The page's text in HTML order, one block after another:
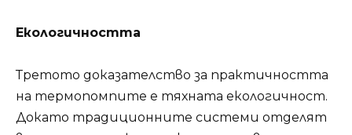
Екологичността
Третото доказателство за практичността
на термопомпите е тяхната екологичност.
Докато традиционните системи отделят